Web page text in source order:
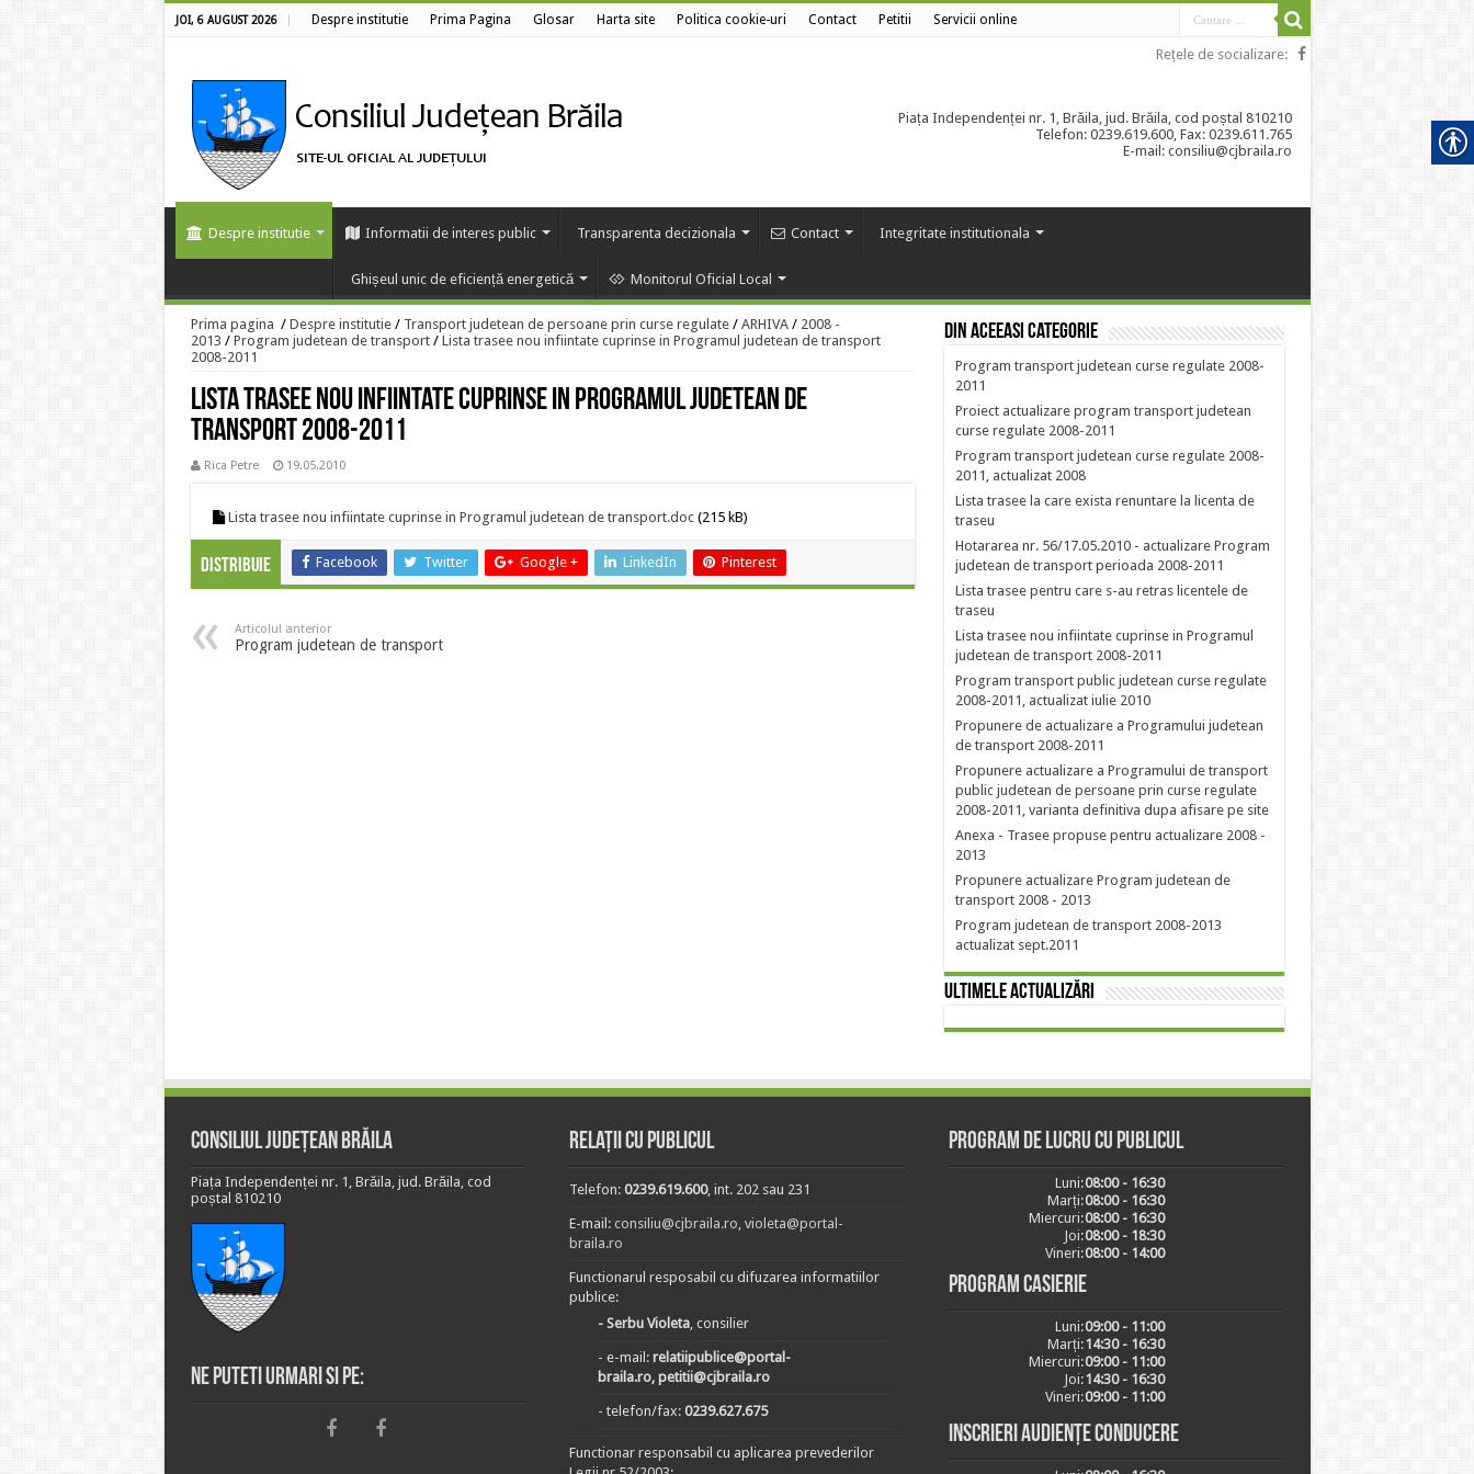
JOI, 6 AUGUST 2026 Despre institutie Prima Pagina Glosar Harta site Politica cookie-uri Contact Petitii Servicii online
Rețele de socializare:
Piața Independenței nr. 1, Brăila, jud. Brăila, cod poștal 810210
Telefon: 0239.619.600, Fax: 0239.611.765
E-mail: consiliu@cjbraila.ro
Despre institutie Informatii de interes public Transparenta decizionala Contact Integritate institutionala
Ghișeul unic de eficiență energetică Monitorul Oficial Local
Prima pagina / Despre institutie / Transport judetean de persoane prin curse regulate / ARHIVA / 2008 -
2013 / Program judetean de transport / Lista trasee nou infiintate cuprinse in Programul judetean de transport
2008-2011
Lista trasee nou infiintate cuprinse in Programul judetean de
transport 2008-2011
Rica Petre 19.05.2010
Lista trasee nou infiintate cuprinse in Programul judetean de transport.doc(215 kB)
Distribuie Facebook Twitter Google + LinkedIn Pinterest
Articolul anterior
Program judetean de transport
Din aceeasi categorie
Program transport judetean curse regulate 2008-
2011
Proiect actualizare program transport judetean
curse regulate 2008-2011
Program transport judetean curse regulate 2008-
2011, actualizat 2008
Lista trasee la care exista renuntare la licenta de
traseu
Hotararea nr. 56/17.05.2010 - actualizare Program
judetean de transport perioada 2008-2011
Lista trasee pentru care s-au retras licentele de
traseu
Lista trasee nou infiintate cuprinse in Programul
judetean de transport 2008-2011
Program transport public judetean curse regulate
2008-2011, actualizat iulie 2010
Propunere de actualizare a Programului judetean
de transport 2008-2011
Propunere actualizare a Programului de transport
public judetean de persoane prin curse regulate
2008-2011, varianta definitiva dupa afisare pe site
Anexa - Trasee propuse pentru actualizare 2008 -
2013
Propunere actualizare Program judetean de
transport 2008 - 2013
Program judetean de transport 2008-2013
actualizat sept.2011
Ultimele actualizări
Consiliul Județean Brăila
Piața Independenței nr. 1, Brăila, jud. Brăila, cod
poștal 810210
Ne puteti urmari si pe:
Relații cu publicul
Telefon:0239.619.600, int. 202 sau 231
E-mail:consiliu@cjbraila.ro,violeta@portal-
braila.ro
Functionarul resposabil cu difuzarea informatiilor
publice:
- Serbu Violeta, consilier
- e-mail:relatiipublice@portal-
braila.ro, petitii@cjbraila.ro
- telefon/fax:0239.627.675
Functionar responsabil cu aplicarea prevederilor
Program de lucru cu publicul
Luni:08:00 - 16:30
Marți:08:00 - 16:30
Miercuri:08:00 - 16:30
Joi:08:00 - 18:30
Vineri:08:00 - 14:00
Program casierie
Luni:09:00 - 11:00
Marți:14:30 - 16:30
Miercuri:09:00 - 11:00
Joi:14:30 - 16:30
Vineri:09:00 - 11:00
Inscrieri audiențe conducere